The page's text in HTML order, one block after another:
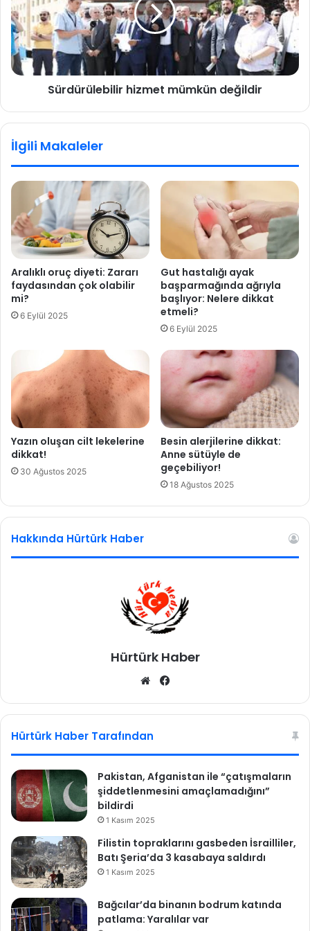
o
l
d
u
.
s
n
y
e
h
a
l
d
t
r
i
l
d
i
ü
r
ü
l
e
z
e
t
m
k
n
i
d
i
r
Sürdürülebilir hizmet mümkün değildir
İlgili Makaleler
Aralıklı oruç diyeti: Zararı
faydasından çok olabilir
mi?
6 Eylül 2025
Gut hastalığı ayak
başparmağında ağrıyla
başlıyor: Nelere dikkat
etmeli?
6 Eylül 2025
Yazın oluşan cilt lekelerine
dikkat!
30 Ağustos 2025
Besin alerjilerine dikkat:
Anne sütüyle de
geçebiliyor!
18 Ağustos 2025
Hakkında Hürtürk Haber
Hürtürk Haber
We
sit bo
Hürtürk Haber Tarafından
Pakistan, Afganistan ile “çatışmaların
şiddetlenmesini amaçlamadığını”
bildirdi
1 Kasım 2025
Filistin topraklarını gasbeden İsrailliler,
Batı Şeria’da 3 kasabaya saldırdı
1 Kasım 2025
Bağcılar’da binanın bodrum katında
patlama: Yaralılar var